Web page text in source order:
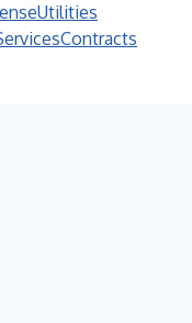
Utilities
Contracts